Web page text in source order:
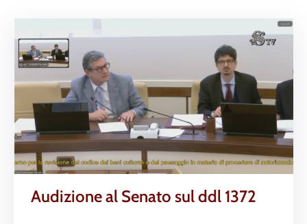
Audizione al Senato sul ddl 1372